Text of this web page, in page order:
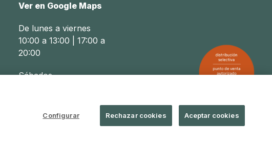
Ver en Google Maps
De lunes a viernes
10:00 a 13:00 | 17:00 a
20:00
Sábados
Configurar Rechazar cookies Aceptar cookies